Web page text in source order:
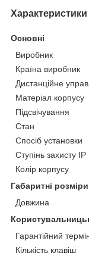
Характеристики
Основні
Виробник
Країна виробник
Дистанційне
Матеріал корпусу
Підсвічування
Стан
Спосіб установки
Ступінь захисту IP
Колір корпусу
Габаритні розміри
Довжина
Гарантійний
Кількість клавіш